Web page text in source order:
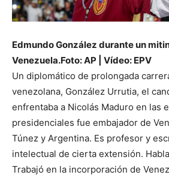
Edmundo González durante un
Venezuela.Foto: AP | Vídeo: EPV
Un diplomático de prolongada
venezolana, González Urrutia, el
enfrentaba a Nicolás Maduro en las
presidenciales fue embajador de
Túnez y Argentina. Es profesor y
intelectual de cierta extensión.
Trabajó en la incorporación de